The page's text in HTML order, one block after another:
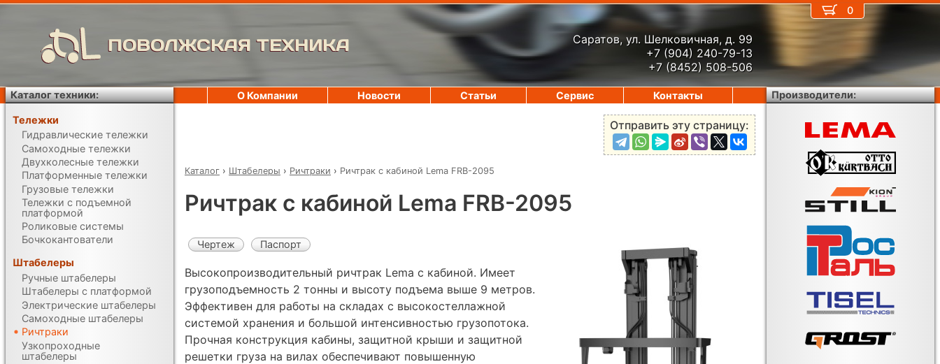
ПОВОЛЖСКАЯ ТЕХНИКА
Саратов, ул. Шелковичная, д. 99
+7 (904) 240-79-13
+7 (8452) 508-506
Отправить эту страницу:
Каталог › Штабелеры › Ричтраки › Ричтрак с кабиной Lema FRB-2095
Ричтрак с кабиной Lema FRB-2095
Чертеж Паспорт
Высокопроизводительный ричтрак Lema с кабиной. Имеет
грузоподъемность 2 тонны и высоту подъема выше 9 метров.
Эффективен для работы на складах с высокостеллажной
системой хранения и большой интенсивностью грузопотока.
Прочная конструкция кабины, защитной крыши и защитной
решетки груза на вилах обеспечивают повышенную
0
О Компании Новости Статьи Сервис Контакты
Каталог техники:
Тележки
Гидравлические тележки
Самоходные тележки
Двухколесные тележки
Платформенные тележки
Грузовые тележки
Тележки с подъемной
платформой
Роликовые системы
Бочкокантователи
Штабелеры
Ручные штабелеры
Штабелеры с платформой
Электрические штабелеры
Самоходные штабелеры
Ричтраки
Узкопроходные
штабелеры
Производители: